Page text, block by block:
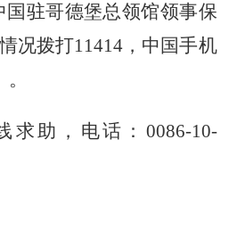
国驻哥德堡总领馆领事保
况拨打11414，中国手机
求助，电话： 0086-10-